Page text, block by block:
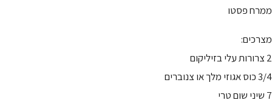
ממרח פסטו
מצרכים:
2 צרורות עלי בזיליקום
3/4 כוס אגוזי מלך או צנוברים
7 שיני שום טרי